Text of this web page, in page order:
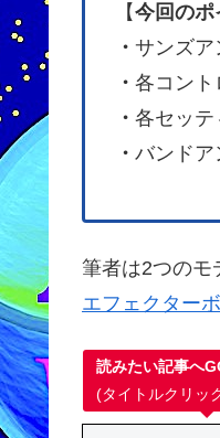
【今回のポ
・ サンズア
・ 各コント
・ 各セッテ
・ バンドア
筆者は2つのモ
エフェクター
読みたい記事へ
(タイトルクリッ